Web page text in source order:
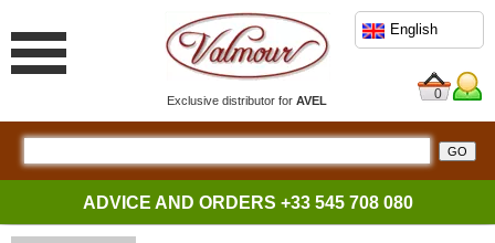
Exclusive distributor forAVEL
English
0
ADVICE AND ORDERS +33 545 708 080